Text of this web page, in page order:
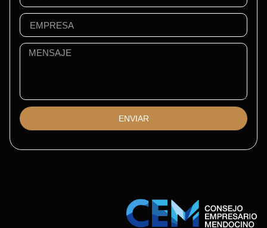
ENVIAR